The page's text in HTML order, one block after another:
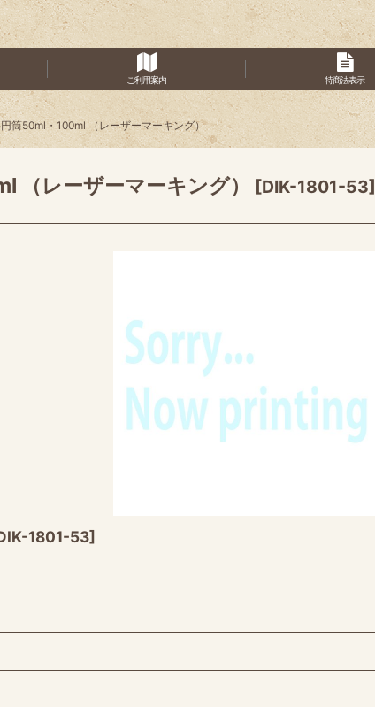
ご利用案内 特商法表示
筒50ml・100ml （レーザーマーキング）
（レーザーマーキング） [DIK-1801-53]
1801-53]